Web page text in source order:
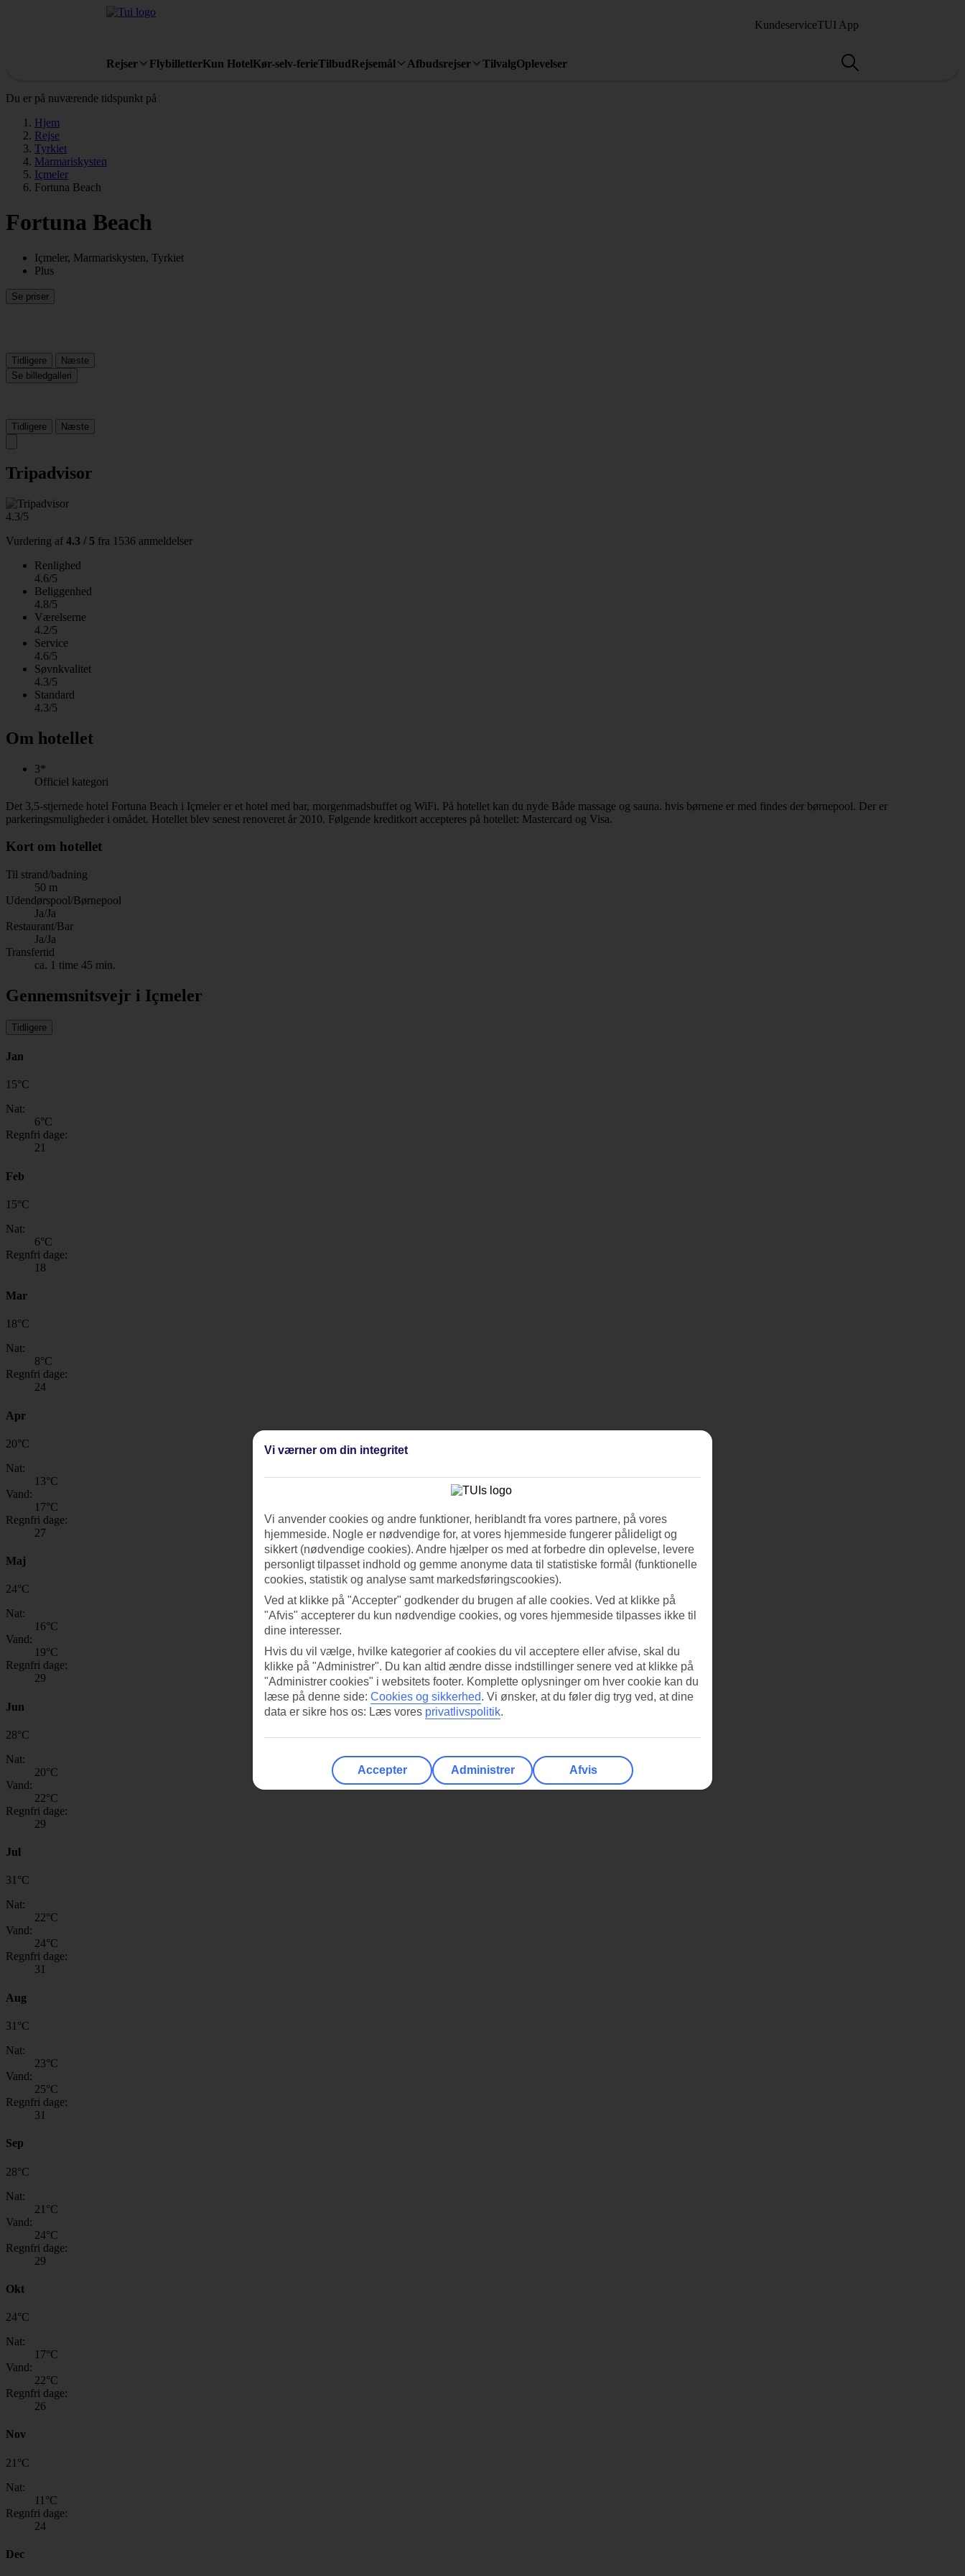
KundeserviceTUI App
Rejser FlybilletterKun HotelKør-selv-ferieTilbudRejsemål Afbudsrejser TilvalgOplevelser
Du er på nuværende tidspunkt på
Hjem
Rejse
Tyrkiet
Marmariskysten
Içmeler
Fortuna Beach
Fortuna Beach
Içmeler, Marmariskysten, Tyrkiet
Plus
Se priser
Tidligere
Næste
Se billedgalleri
Tidligere Næste
Tripadvisor
4.3/5
Vurdering af 4.3 / 5 fra 1536 anmeldelser
Renlighed
4.6/5
Beliggenhed
4.8/5
Værelserne
4.2/5
Service
4.6/5
Søvnkvalitet
4.3/5
Standard
4.3/5
Om hotellet
3*
Officiel kategori
Det 3,5-stjernede hotel Fortuna Beach i Içmeler er et hotel med bar, morgenmadsbuffet og WiFi. På hotellet kan du nyde Både massage og sauna. hvis børnene er med findes der børnepool. Der er
parkeringsmuligheder i omådet. Hotellet blev senest renoveret år 2010. Følgende kreditkort accepteres på hotellet: Mastercard og Visa.
Kort om hotellet
Til strand/badning
50 m
Udendørspool/Børnepool
Ja/Ja
Restaurant/Bar
Ja/Ja
Transfertid
ca. 1 time 45 min.
Gennemsnitsvejr i Içmeler
Tidligere
Jan
15°C
Nat:
6°C
Regnfri dage:
21
Feb
15°C
Nat:
6°C
Regnfri dage:
18
Mar
18°C
Nat:
8°C
Regnfri dage:
24
Apr
20°C
Nat:
13°C
Vand:
17°C
Regnfri dage:
27
Maj
24°C
Nat:
16°C
Vand:
19°C
Regnfri dage:
29
Jun
28°C
Nat:
20°C
Vand:
22°C
Regnfri dage:
29
Jul
31°C
Nat:
22°C
Vand:
24°C
Regnfri dage:
31
Aug
31 °C
Nat:
23°C
Vand:
25°C
Regnfri dage:
31
Sep
28°C
Nat:
21 °C
Vand:
24°C
Regnfri dage:
29
Okt
24°C
Nat:
17°C
Vand:
22°C
Regnfri dage:
26
Nov
21 °C
Nat:
11 °C
Regnfri dage:
24
Dec
Vi værner om din integritet
Vi anvender cookies og andre funktioner, heriblandt fra vores partnere, på vores
hjemmeside. Nogle er nødvendige for, at vores hjemmeside fungerer pålideligt og
sikkert (nødvendige cookies). Andre hjælper os med at forbedre din oplevelse, levere
personligt tilpasset indhold og gemme anonyme data til statistiske formål (funktionelle
cookies, statistik og analyse samt markedsføringscookies).
Ved at klikke på "Accepter" godkender du brugen af alle cookies. Ved at klikke på
"Afvis" accepterer du kun nødvendige cookies, og vores hjemmeside tilpasses ikke til
dine interesser.
Hvis du vil vælge, hvilke kategorier af cookies du vil acceptere eller afvise, skal du
klikke på "Administrer". Du kan altid ændre disse indstillinger senere ved at klikke på
"Administrer cookies" i websitets footer. Komplette oplysninger om hver cookie kan du
læse på denne side: Cookies og sikkerhed. Vi ønsker, at du føler dig tryg ved, at dine
data er sikre hos os: Læs vores privatlivspolitik.
Accepter Administrer Afvis